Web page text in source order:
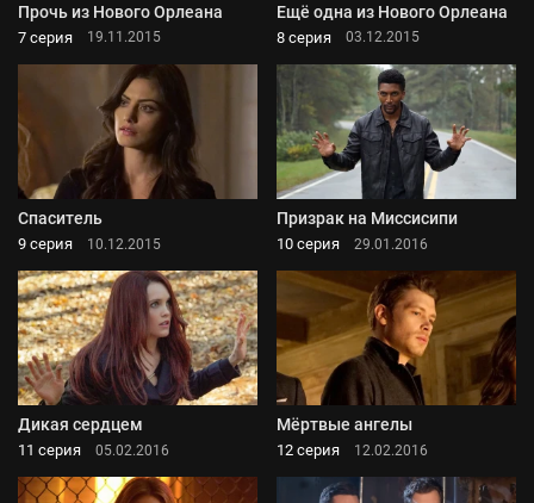
Прочь из Нового Орлеана
7 серия 19.11.2015
Ещё одна из Нового Орлеана
8 серия 03.12.2015
Спаситель
9 серия 10.12.2015
Призрак на Миссисипи
10 серия 29.01.2016
Дикая сердцем
11 серия 05.02.2016
Мёртвые ангелы
12 серия 12.02.2016